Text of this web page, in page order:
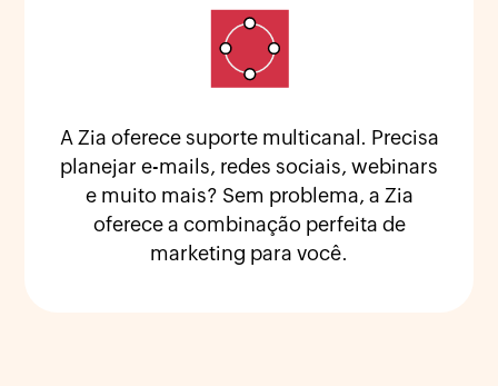
A Zia oferece suporte multicanal. Precisa
planejar e-mails, redes sociais, webinars
e muito mais? Sem problema, a Zia
oferece a combinação perfeita de
marketing para você.